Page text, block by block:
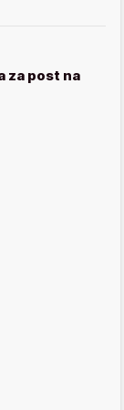
za post na